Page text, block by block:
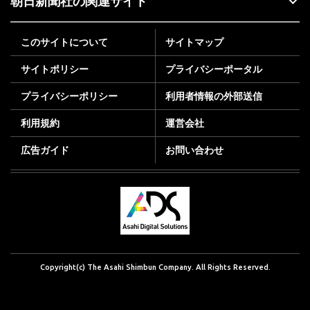
このサイトについて サイトマップ
サイトポリシー プライバシーポータル
プライバシーポリシー 利用者情報の外部送信
利用規約 運営会社
広告ガイド お問い合わせ
Copyright(c) The Asahi Shimbun Company. All Rights Reserved.